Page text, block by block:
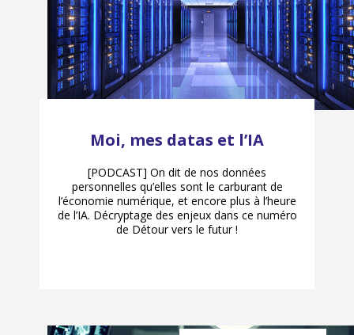
Moi, mes datas et l’IA
[PODCAST] On dit de nos données
personnelles qu’elles sont le carburant de
l’économie numérique, et encore plus à l’heure
de l’IA. Décryptage des enjeux dans ce numéro
de Détour vers le futur !